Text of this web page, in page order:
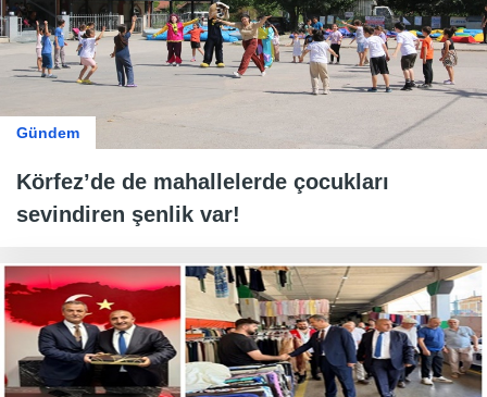
Gündem
Körfez’de de mahallelerde çocukları
sevindiren şenlik var!